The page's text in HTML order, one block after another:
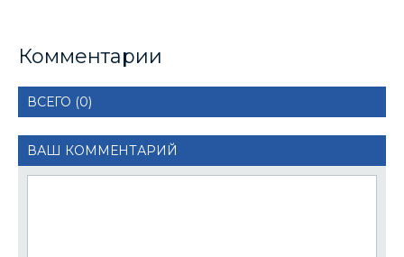
Комментарии
ВСЕГО (0)
ВАШ КОММЕНТАРИЙ